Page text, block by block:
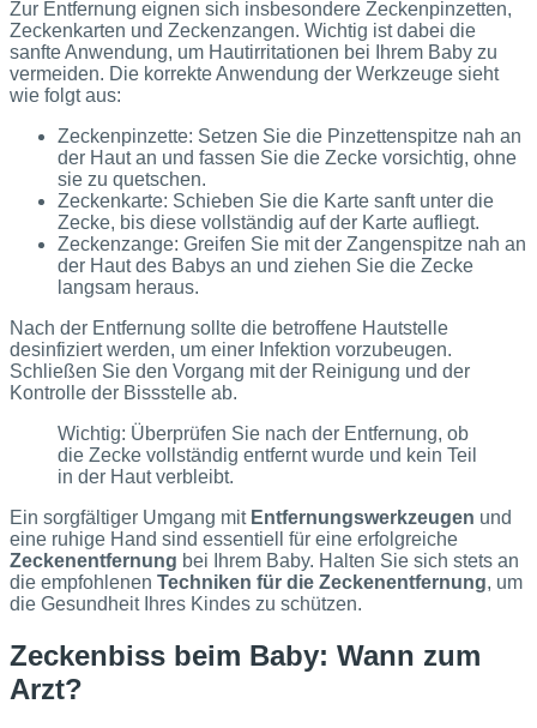
Zur Entfernung eignen sich insbesondere Zeckenpinzetten,
Zeckenkarten und Zeckenzangen. Wichtig ist dabei die
sanfte Anwendung, um Hautirritationen bei Ihrem Baby zu
vermeiden. Die korrekte Anwendung der Werkzeuge sieht
wie folgt aus:
Zeckenpinzette: Setzen Sie die Pinzettenspitze nah an
der Haut an und fassen Sie die Zecke vorsichtig, ohne
sie zu quetschen.
Zeckenkarte: Schieben Sie die Karte sanft unter die
Zecke, bis diese vollständig auf der Karte aufliegt.
Zeckenzange: Greifen Sie mit der Zangenspitze nah an
der Haut des Babys an und ziehen Sie die Zecke
langsam heraus.
Nach der Entfernung sollte die betroffene Hautstelle
desinfiziert werden, um einer Infektion vorzubeugen.
Schließen Sie den Vorgang mit der Reinigung und der
Kontrolle der Bissstelle ab.
Wichtig: Überprüfen Sie nach der Entfernung, ob
die Zecke vollständig entfernt wurde und kein Teil
in der Haut verbleibt.
Ein sorgfältiger Umgang mit Entfernungswerkzeugen und
eine ruhige Hand sind essentiell für eine erfolgreiche
Zeckenentfernung bei Ihrem Baby. Halten Sie sich stets an
die empfohlenen Techniken für die Zeckenentfernung, um
die Gesundheit Ihres Kindes zu schützen.
Zeckenbiss beim Baby: Wann zum
Arzt?